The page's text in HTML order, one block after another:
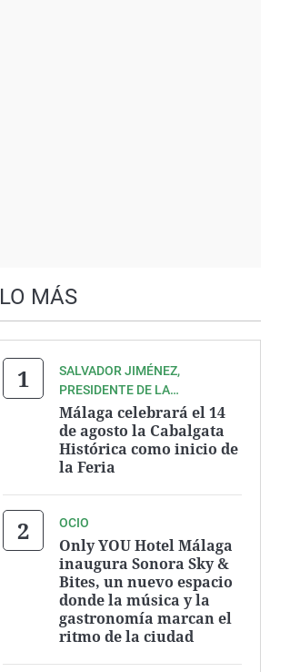
LO MÁS
SALVADOR JIMÉNEZ,
PRESIDENTE DE LA
ASOCIACIÓN ZEGRÍ
Málaga celebrará el 14
de agosto la Cabalgata
Histórica como inicio de
la Feria
OCIO
Only YOU Hotel Málaga
inaugura Sonora Sky &
Bites, un nuevo espacio
donde la música y la
gastronomía marcan el
ritmo de la ciudad